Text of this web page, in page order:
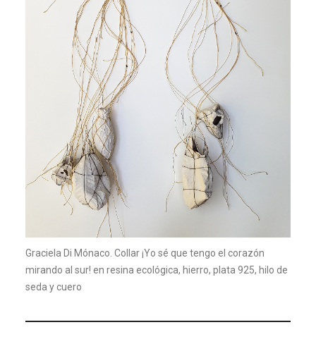
Graciela Di Mónaco. Collar ¡Yo sé que tengo el corazón
mirando al sur! en resina ecológica, hierro, plata 925, hilo de
seda y cuero